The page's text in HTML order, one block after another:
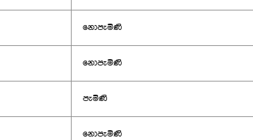
නොපැමිණි
නොපැමිණි
පැමිණි
නොපැමිණි